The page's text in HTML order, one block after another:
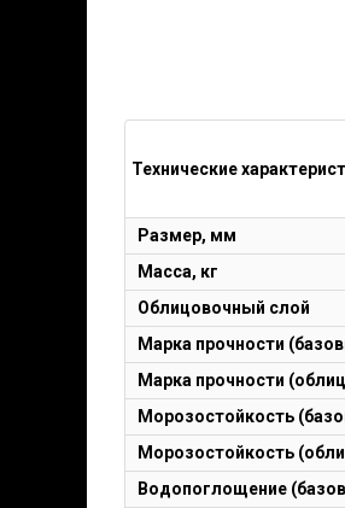
Технические
Размер, мм
Масса, кг
Облицовочный слой
Марка прочности
Марка прочности
Морозостойкость
Морозостойкость
Водопоглощение